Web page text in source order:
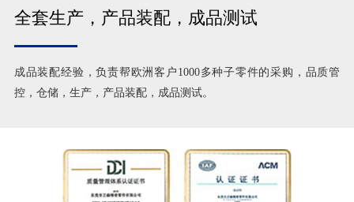
全套生产，产品装配，成品测试
成品装配经验，负责帮欧洲客户1000多种子零件的采购，品质管
控，仓储，生产，产品装配，成品测试。